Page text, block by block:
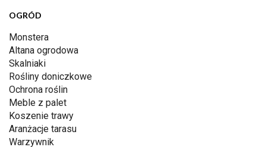
OGRÓD
Monstera
Altana ogrodowa
Skalniaki
Rośliny doniczkowe
Ochrona roślin
Meble z palet
Koszenie trawy
Aranżacje tarasu
Warzywnik